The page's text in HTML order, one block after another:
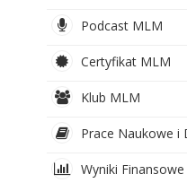
Podcast MLM
Certyfikat MLM
Klub MLM
Prace Naukowe i
Wyniki